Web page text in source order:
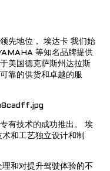
先地位， 埃达卡 我们始
等知名品牌提供
美国德克萨斯州达拉斯
靠的供货和卓越的服
有技术的成功推出。
埃
和工艺独立设计和制
和对提升驾驶体验的不